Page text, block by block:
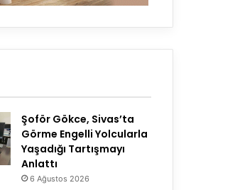
Şoför Gökce, Sivas’ta
Görme Engelli Yolcularla
Yaşadığı Tartışmayı
Anlattı
6 Ağustos 2026